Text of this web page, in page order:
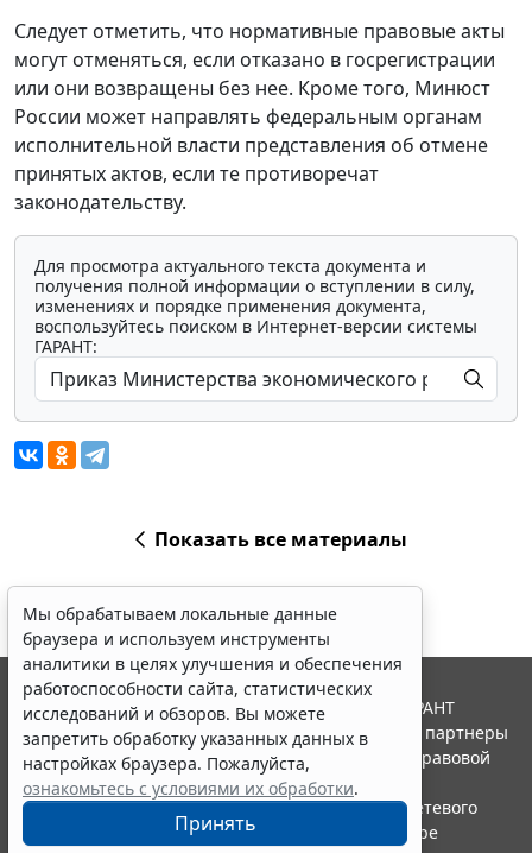
Следует отметить, что нормативные правовые акты
могут отменяться, если отказано в госрегистрации
или они возвращены без нее. Кроме того, Минюст
России может направлять федеральным органам
исполнительной власти представления об отмене
принятых актов, если те противоречат
законодательству.
Для просмотра актуального текста документа и
получения полной информации о вступлении в силу,
изменениях и порядке применения документа,
воспользуйтесь поиском в Интернет-версии системы
ГАРАНТ:
Показать все материалы
Мы обрабатываем локальные данные
браузера и используем инструменты
аналитики в целях улучшения и обеспечения
работоспособности сайта, статистических
исследований и обзоров. Вы можете
запретить обработку указанных данных в
настройках браузера. Пожалуйста,
ознакомьтесь с условиями их обработки.
Принять
© ООО "НПП "ГАРАНТ-СЕРВИС", 2026. Система ГАРАНТ
выпускается с 1990 года. Компания "Гарант" и ее партнеры
являются участниками Российской ассоциации правовой
информации ГАРАНТ.
Портал ГАРАНТ.РУ зарегистрирован в качестве сетевого
издания Федеральной службой по надзору в сфере